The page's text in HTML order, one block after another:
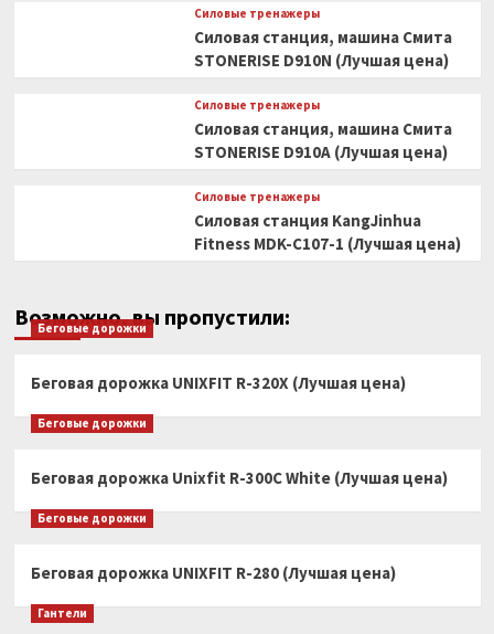
Силовые тренажеры
Силовая станция, машина Смита
STONERISE D910N (Лучшая цена)
Силовые тренажеры
Силовая станция, машина Смита
STONERISE D910A (Лучшая цена)
Силовые тренажеры
Силовая станция KangJinhua
Fitness MDK-C107-1 (Лучшая цена)
Возможно, вы пропустили:
Беговые дорожки
Беговая дорожка UNIXFIT R-320X (Лучшая цена)
Беговые дорожки
Беговая дорожка Unixfit R-300C White (Лучшая цена)
Беговые дорожки
Беговая дорожка UNIXFIT R-280 (Лучшая цена)
Гантели